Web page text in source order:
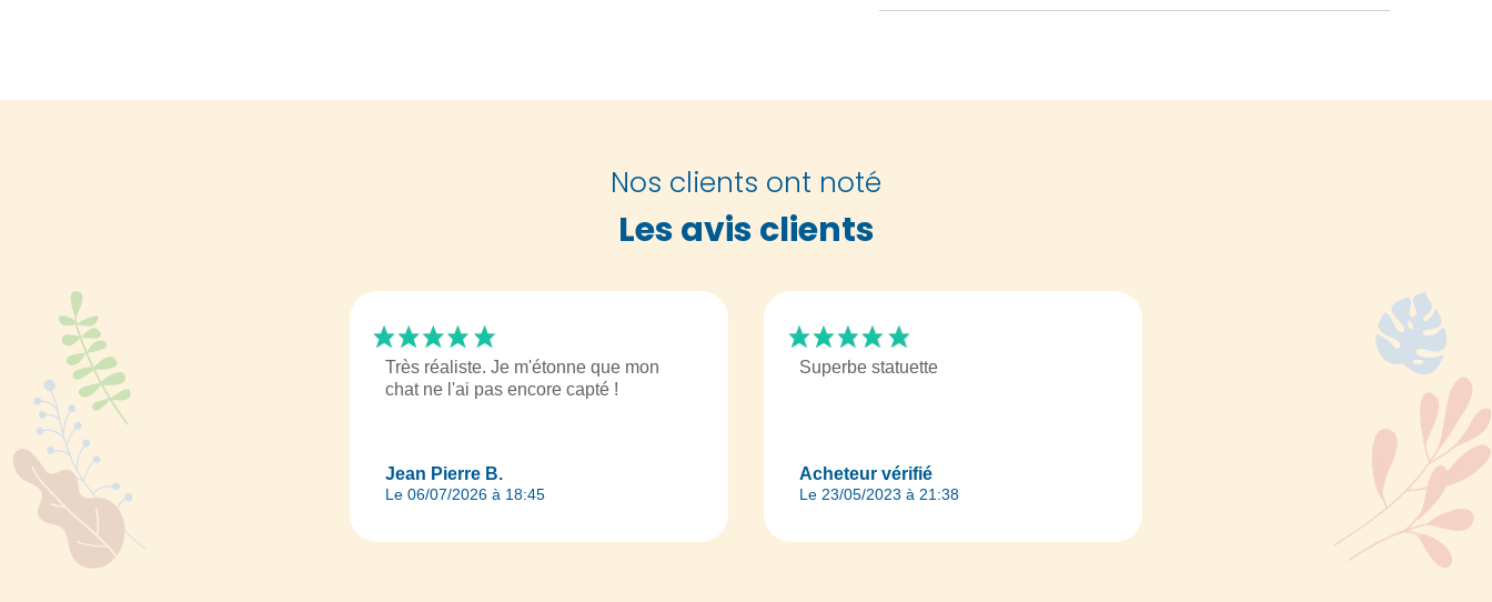
Nos clients ont noté
Les avis clients
Jean Pierre B.
Le 06/07/2026 à 18:45
Très réaliste. Je m'étonne que mon
chat ne l'ai pas encore capté !
Acheteur vérifié
Le 23/05/2023 à 21:38
Superbe statuette